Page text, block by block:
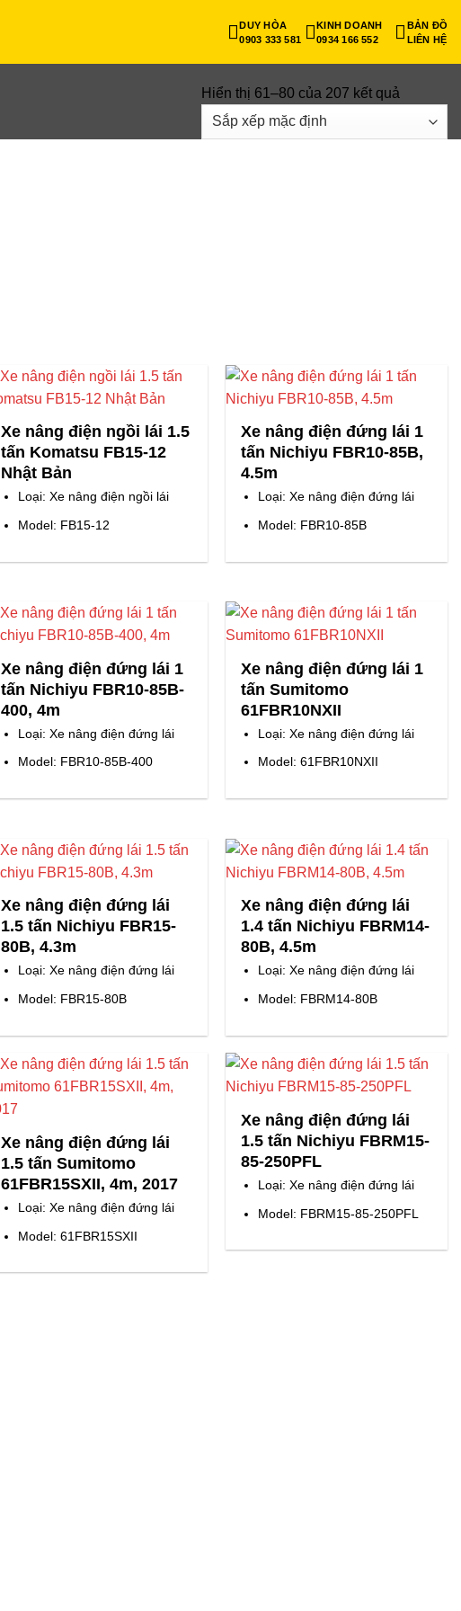
DUY HÒA
0903 333 581
KINH DOANH
0934 166 552
BẢN ĐỒ
LIÊN HỆ
Hiển thị 61–80 của 207 kết quả
Xe nâng điện ngồi lái 1.5
tấn Komatsu FB15-12
Nhật Bản
Loại: Xe nâng điện ngồi lái
Model: FB15-12
Xe nâng điện đứng lái 1
tấn Nichiyu FBR10-85B,
4.5m
Loại: Xe nâng điện đứng lái
Model: FBR10-85B
Xe nâng điện đứng lái 1
tấn Nichiyu FBR10-85B-
400, 4m
Loại: Xe nâng điện đứng lái
Model: FBR10-85B-400
Xe nâng điện đứng lái 1
tấn Sumitomo
61FBR10NXII
Loại: Xe nâng điện đứng lái
Model: 61FBR10NXII
Xe nâng điện đứng lái
1.5 tấn Nichiyu FBR15-
80B, 4.3m
Loại: Xe nâng điện đứng lái
Model: FBR15-80B
Xe nâng điện đứng lái
1.4 tấn Nichiyu FBRM14-
80B, 4.5m
Loại: Xe nâng điện đứng lái
Model: FBRM14-80B
Xe nâng điện đứng lái
1.5 tấn Sumitomo
61FBR15SXII, 4m, 2017
Loại: Xe nâng điện đứng lái
Model: 61FBR15SXII
Xe nâng điện đứng lái
1.5 tấn Nichiyu FBRM15-
85-250PFL
Loại: Xe nâng điện đứng lái
Model: FBRM15-85-250PFL